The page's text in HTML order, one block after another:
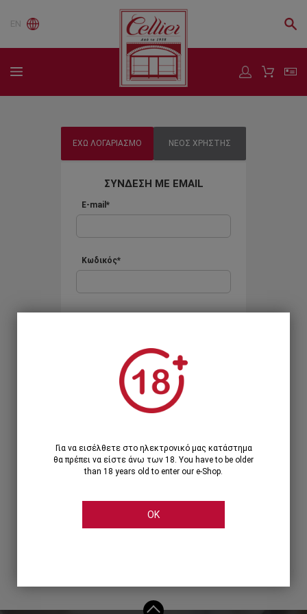
EN
ΕΧΩ ΛΟΓΑΡΙΑΣΜΟ ΝΕΟΣ ΧΡΗΣΤΗΣ
ΣΥΝΔΕΣΗ ΜΕ EMAIL
E-mail*
Κωδικός*
Ξεχάσατε τον κωδικό;
Ή
ΣΥΝΔΕΣΗ ΜΕ ...
Για να εισέλθετε στο ηλεκτρονικό μας κατάστημα
θα πρέπει να είστε άνω των 18. You have to be older
than 18 years old to enter our e-Shop.
OK